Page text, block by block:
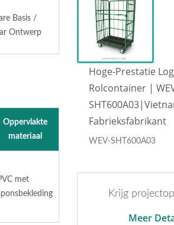
Basis /
Ontwerp
Oppervlakte
materiaal
met
Hoge-Prestatie
Rolcontainer |
Fabrieksfabrikant
WEV-SHT600A03
Krijg
Meer